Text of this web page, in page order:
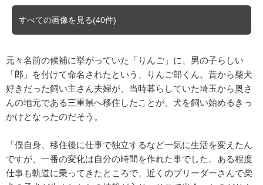
すべての画像を見る(40件)
元々名前の候補に挙がっていた「りんご」に、男の子らしい
「郎」を付けて命名されたという、りんご郎くん。昔から柴犬
好きだった飼い主さん夫婦が、当時暮らしていた埼玉から奥さ
んの地元である三重県へ移住したことが、犬を飼い始めるきっ
かけとなったのだそう。
「僕自身、移住後に仕事で独立するなど一気に生活を変えたん
ですが、一番の変化は自分の時間を作れた事でした。ある程度
仕事も軌道に乗ってきたところで、近くのブリーダーさんで柴